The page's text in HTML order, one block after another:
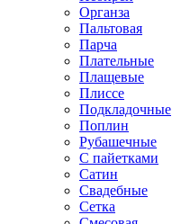
Органза
Пальтовая
Парча
Плательные
Плащевые
Плиссе
Подкладочные
Поплин
Рубашечные
С пайетками
Сатин
Свадебные
Сетка